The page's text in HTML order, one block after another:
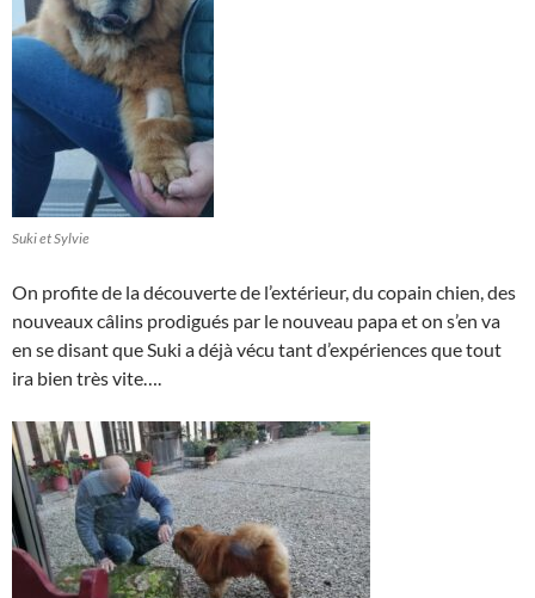
Suki et Sylvie
On profite de la découverte de l’extérieur, du copain chien, des
nouveaux câlins prodigués par le nouveau papa et on s’en va
en se disant que Suki a déjà vécu tant d’expériences que tout
ira bien très vite….